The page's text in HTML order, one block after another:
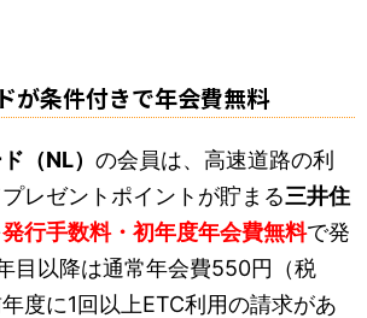
が条件付きで年会費無料
（NL） の会員は、高速道路の利
レゼントポイントが貯まる三井住
発行手数料・初年度年会費無料で発
目以降は通常年会費550円（税
度に1回以上ETC利用の請求があ